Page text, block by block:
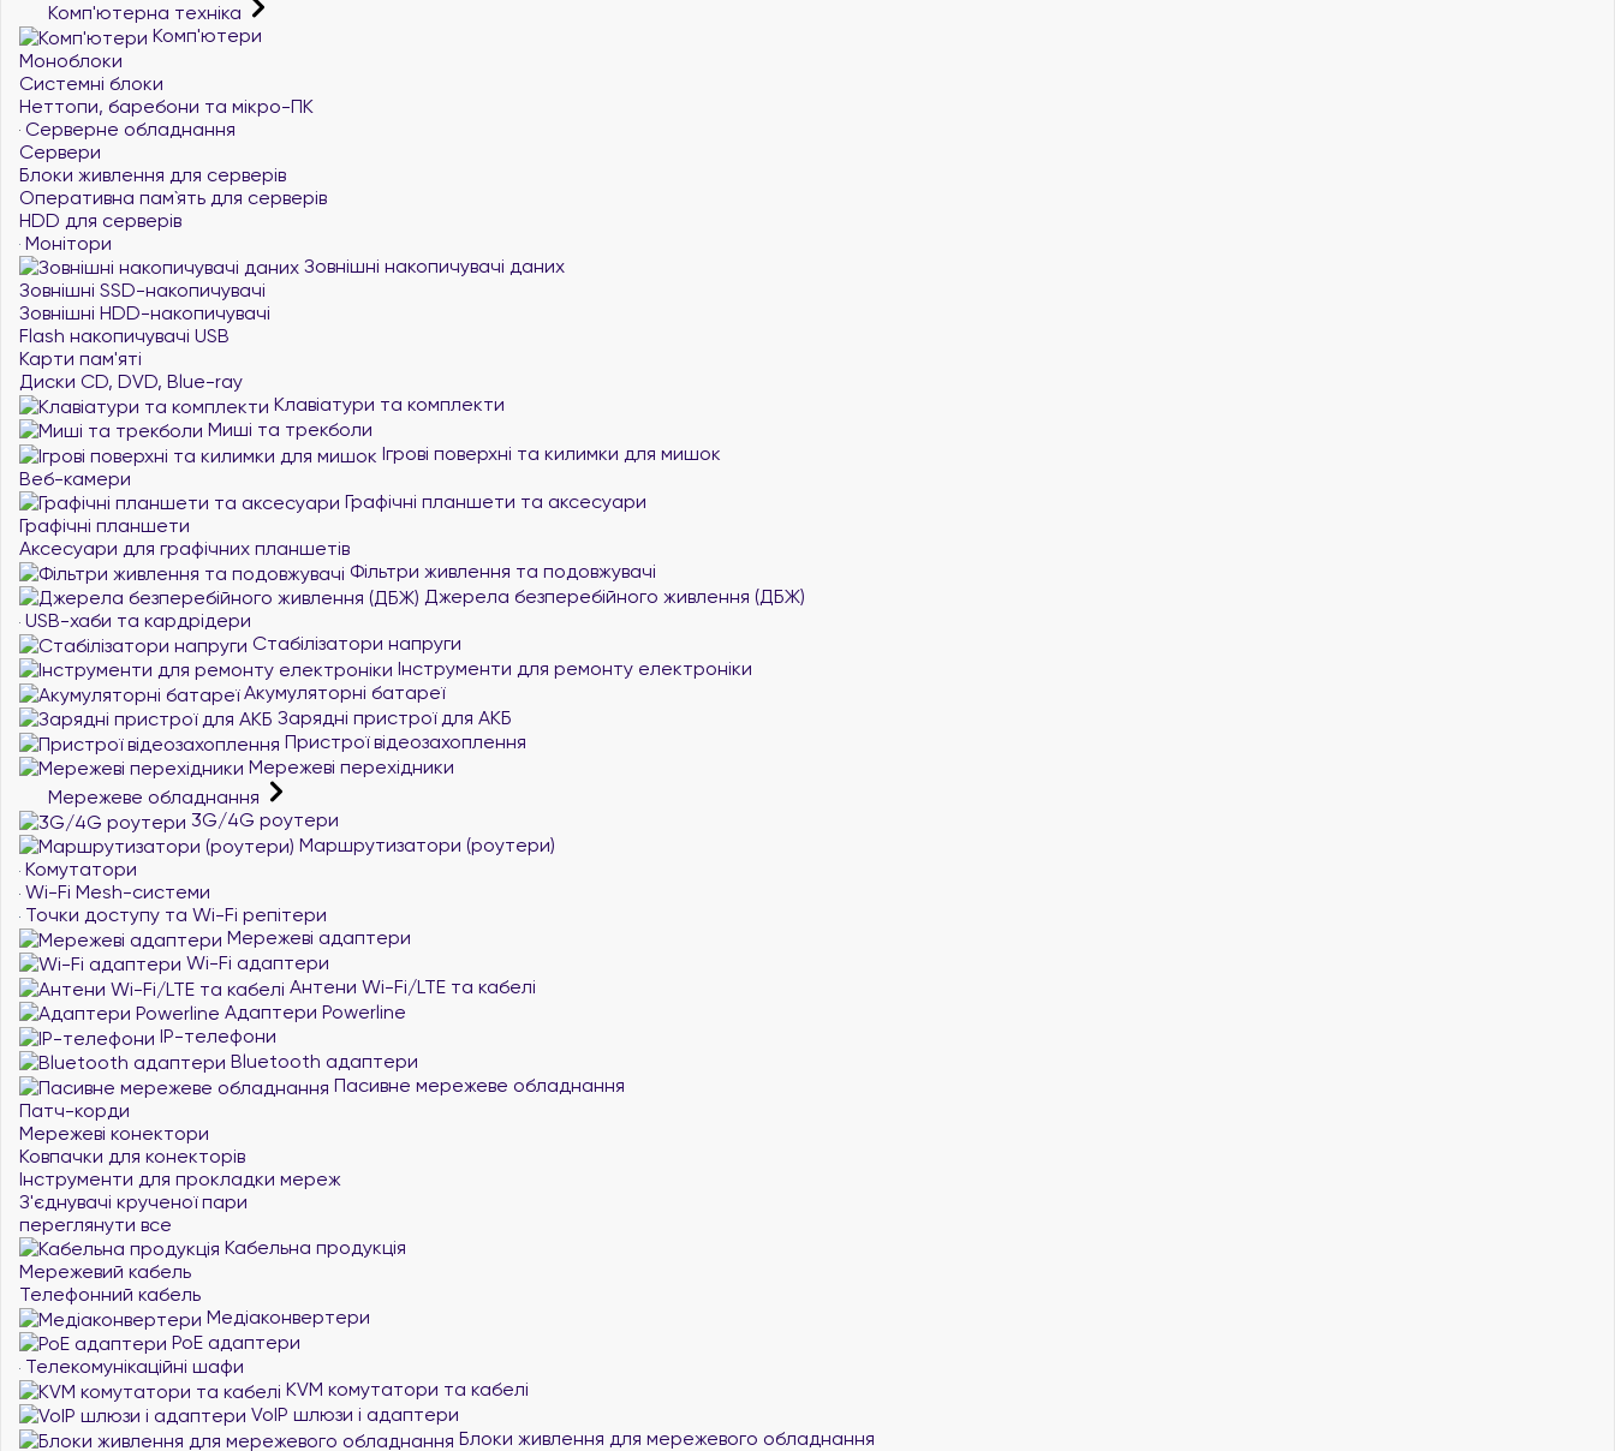
Комп'ютерна техніка
Комп'ютери
Моноблоки
Системні блоки
Неттопи, баребони та мікро-ПК
Серверне обладнання
Сервери
Блоки живлення для серверів
Оперативна пам`ять для серверів
HDD для серверів
Монітори
Зовнішні накопичувачі даних
Зовнішні SSD-накопичувачі
Зовнішні HDD-накопичувачі
Flash накопичувачі USB
Карти пам'яті
Диски CD, DVD, Blue-ray
Клавіатури та комплекти
Миші та трекболи
Ігрові поверхні та килимки для мишок
Веб-камери
Графічні планшети та аксесуари
Графічні планшети
Аксесуари для графічних планшетів
Фільтри живлення та подовжувачі
Джерела безперебійного живлення (ДБЖ)
USB-хаби та кардрідери
Стабілізатори напруги
Інструменти для ремонту електроніки
Акумуляторні батареї
Зарядні пристрої для АКБ
Пристрої відеозахоплення
Мережеві перехідники
Мережеве обладнання
3G/4G роутери
Маршрутизатори (роутери)
Комутатори
Wi-Fi Mesh-системи
Точки доступу та Wi-Fi репітери
Мережеві адаптери
Wi-Fi адаптери
Антени Wi-Fi/LTE та кабелі
Адаптери Powerline
IP-телефони
Bluetooth адаптери
Пасивне мережеве обладнання
Патч-корди
Мережеві конектори
Ковпачки для конекторів
Інструменти для прокладки мереж
З'єднувачі крученої пари
переглянути все
Кабельна продукція
Мережевий кабель
Телефонний кабель
Медіаконвертери
PoE адаптери
Телекомунікаційні шафи
KVM комутатори та кабелі
VoIP шлюзи і адаптери
Блоки живлення для мережевого обладнання